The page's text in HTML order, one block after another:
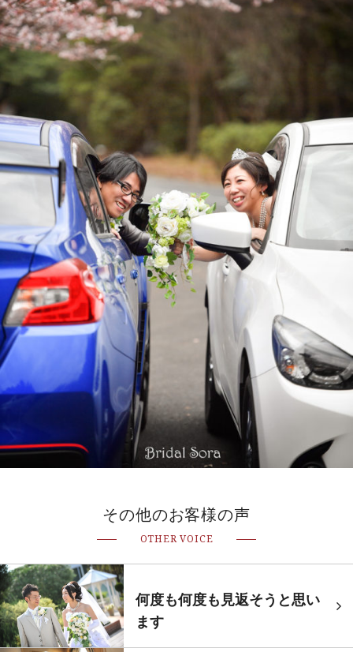
その他のお客様の声
OTHER VOICE
何度も何度も見返そうと思い
ます